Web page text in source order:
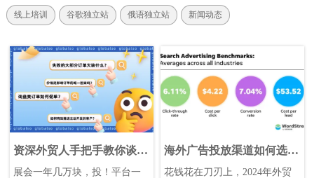
线上培训 谷歌独立站 俄语独立站 新闻动态
资深外贸人手把手教你谈客
户！突破瓶颈促进成交！
展会一年几万块，投！平台一
海外广告投放渠道如何选？
看这篇就够了！
花钱花在刀刃上，2024年外贸